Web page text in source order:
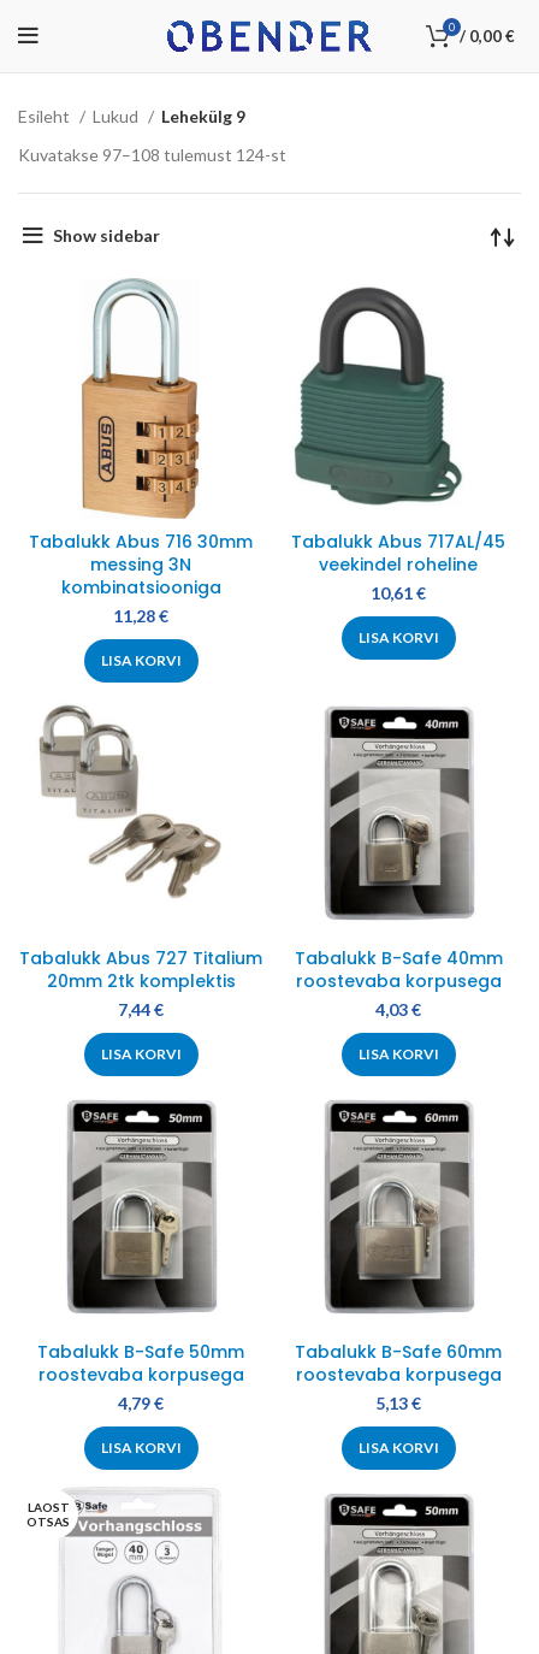
0 / 0,00€
Esileht Lukud
Lehekülg 9
Kuvatakse 97–108 tulemust 124-st
Show sidebar
Tabalukk Abus 716 30mm
messing 3N
kombinatsiooniga
11,28€
LISA KORVI
Tabalukk Abus 717AL/45
veekindel roheline
10,61€
LISA KORVI
Tabalukk Abus 727 Titalium
20mm 2tk komplektis
7,44€
LISA KORVI
Tabalukk B-Safe 40mm
roostevaba korpusega
4,03€
LISA KORVI
Tabalukk B-Safe 50mm
roostevaba korpusega
4,79€
LISA KORVI
Tabalukk B-Safe 60mm
roostevaba korpusega
5,13€
LISA KORVI
LAOST
OTSAS